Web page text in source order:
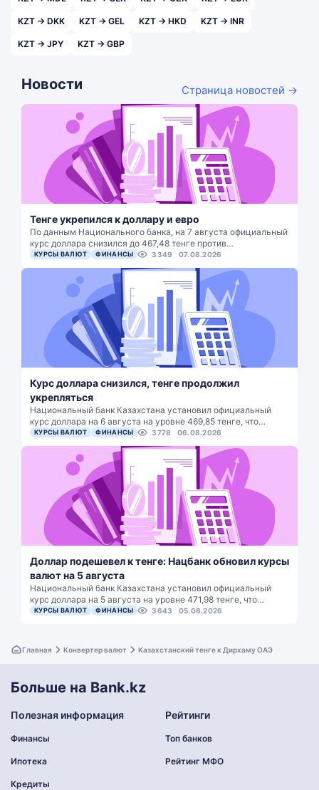
KZT → DKK KZT → GEL KZT → HKD KZT → INR
KZT → JPY KZT → GBP
Новости Страница новостей →
Тенге укрепился к доллару и евро
По данным Национального банка, на 7 августа официальный
курс доллара снизился до 467,48 тенге против…
КУРСЫ ВАЛЮТ ФИНАНСЫ 3349 07.08.2026
Курс доллара снизился, тенге продолжил
укрепляться
Национальный банк Казахстана установил официальный
курс доллара на 6 августа на уровне 469,85 тенге, что…
КУРСЫ ВАЛЮТ ФИНАНСЫ 3778 06.08.2026
Доллар подешевел к тенге: Нацбанк обновил курсы
валют на 5 августа
Национальный банк Казахстана установил официальный
курс доллара на 5 августа на уровне 471,98 тенге, что…
КУРСЫ ВАЛЮТ ФИНАНСЫ 3643 05.08.2026
Главная Конвертер валют Казахстанский тенге к Дирхаму ОАЭ
Больше на Bank.kz
Полезная информация
Финансы
Ипотека
Кредиты
Рейтинги
Топ банков
Рейтинг МФО